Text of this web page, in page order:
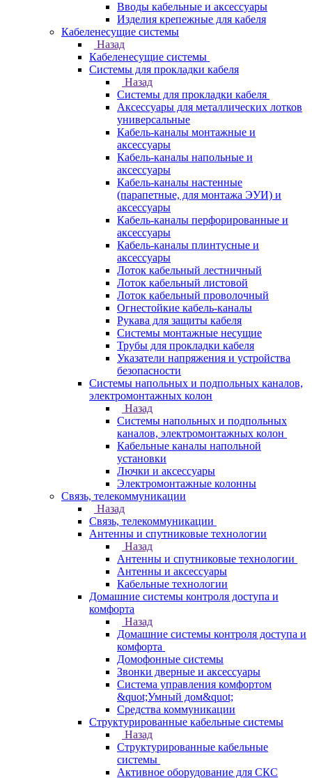
Вводы кабельные и аксессуары
Изделия крепежные для кабеля
Кабеленесущие системы
Назад
Кабеленесущие системы
Системы для прокладки кабеля
Назад
Системы для прокладки кабеля
Аксессуары для металлических лотков
универсальные
Кабель-каналы монтажные и
аксессуары
Кабель-каналы напольные и
аксессуары
Кабель-каналы настенные
(парапетные, для монтажа ЭУИ) и
аксессуары
Кабель-каналы перфорированные и
аксессуары
Кабель-каналы плинтусные и
аксессуары
Лоток кабельный лестничный
Лоток кабельный листовой
Лоток кабельный проволочный
Огнестойкие кабель-каналы
Рукава для защиты кабеля
Системы монтажные несущие
Трубы для прокладки кабеля
Указатели напряжения и устройства
безопасности
Системы напольных и подпольных каналов,
электромонтажных колон
Назад
Системы напольных и подпольных
каналов, электромонтажных колон
Кабельные каналы напольной
установки
Лючки и аксессуары
Электромонтажные колонны
Связь, телекоммуникации
Назад
Связь, телекоммуникации
Антенны и спутниковые технологии
Назад
Антенны и спутниковые технологии
Антенны и аксессуары
Кабельные технологии
Домашние системы контроля доступа и
комфорта
Назад
Домашние системы контроля доступа и
комфорта
Домофонные системы
Звонки дверные и аксессуары
Система управления комфортом
&quot;Умный дом&quot;
Средства коммуникации
Структурированные кабельные системы
Назад
Структурированные кабельные
системы
Активное оборудование для СКС